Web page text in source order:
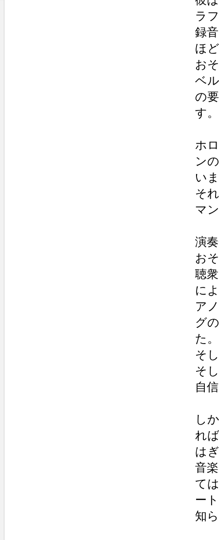
ラ
録
ほ
お
ベ
の
す。
ホ
ン
い
そ
マ
演
お
聴
に
ア
グ
た。
そ
そ
自
し
れ
は
音
て
ー
知